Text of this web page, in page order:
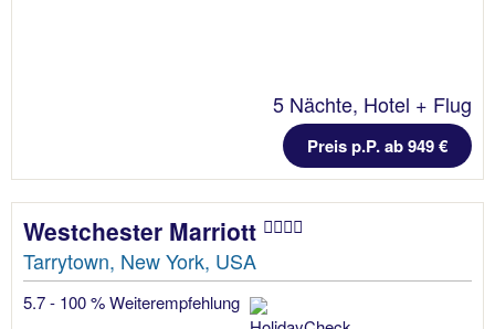
5 Nächte, Hotel + Flug
Preis p.P. ab 949 €
Westchester Marriott
Tarrytown, New York, USA
5.7 - 100 % Weiterempfehlung